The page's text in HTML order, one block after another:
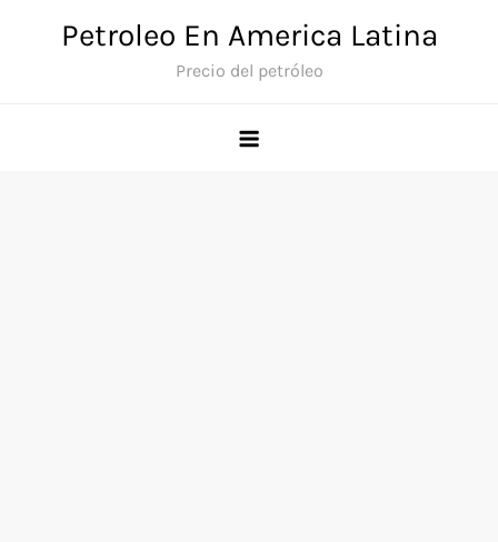
Petroleo En America Latina
Precio del petróleo